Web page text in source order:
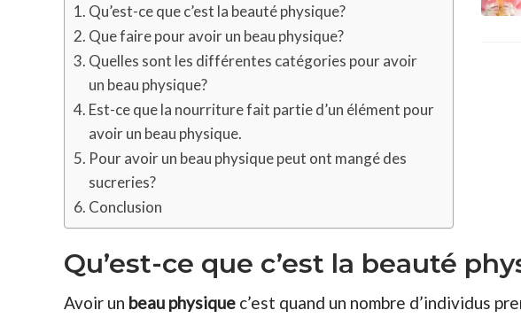
Qu’est-ce que c’est la beauté physique?
Que faire pour avoir un beau physique?
Quelles sont les différentes catégories pour avoir
un beau physique?
Est-ce que la nourriture fait partie d’un élément pour
avoir un beau physique.
Pour avoir un beau physique peut ont mangé des
sucreries?
Conclusion
Qu’est-ce que c’est la beauté
Avoir un beau physique c’est quand un nombre d’individus